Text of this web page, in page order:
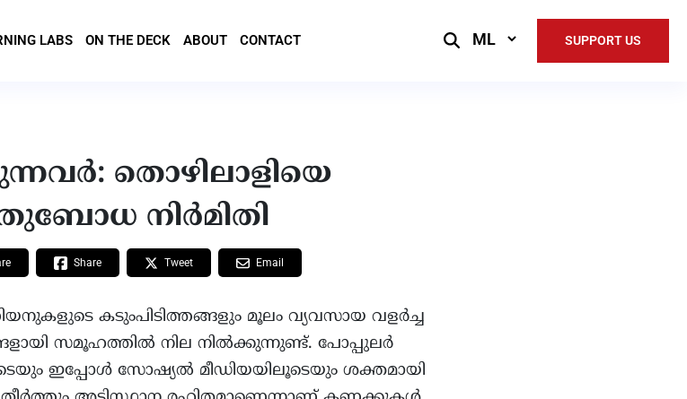
LABS ON THE DECK ABOUT CONTACT
Select
SUPPORT US
തൊഴിലാളിയെ
നിർമിതി
Share Tweet Email
കടുംപിടിത്തങ്ങളും മൂലം വ്യവസായ വളർച്ച
സമൂഹത്തിൽ നില നിൽക്കുന്നുണ്ട്. പോപ്പുലർ
ഇപ്പോൾ സോഷ്യൽ മീഡിയയിലൂടെയും ശക്തമായി